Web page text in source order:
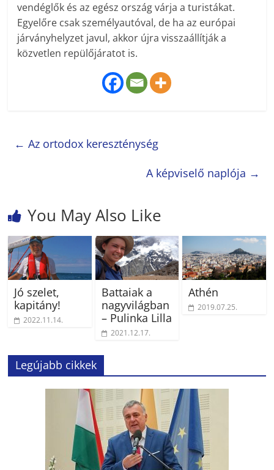
vendéglők és az egész ország várja a turistákat.
Egyelőre csak személyautóval, de ha az európai
járványhelyzet javul, akkor újra visszaállítják a
közvetlen repülőjáratot is.
← Az ortodox kereszténység
A képviselő naplója →
You May Also Like
Jó szelet,
kapitány!
2022.11.14.
Battaiak a
nagyvilágban
– Pulinka Lilla
2021.12.17.
Athén
2019.07.25.
Legújabb cikkek